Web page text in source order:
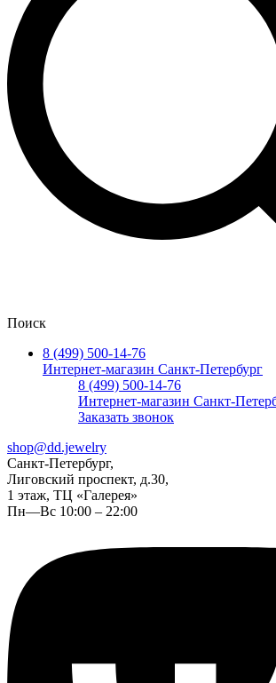
Поиск
8 (499) 500-14-76
Интернет-магазин Санкт-Петербург
8 (499) 500-14-76
Интернет-магазин Санкт-
Заказать звонок
shop@dd.jewelry
Санкт-Петербург,
Лиговский проспект, д.30,
1 этаж, ТЦ «Галерея»
Пн—Вс 10:00 – 22:00